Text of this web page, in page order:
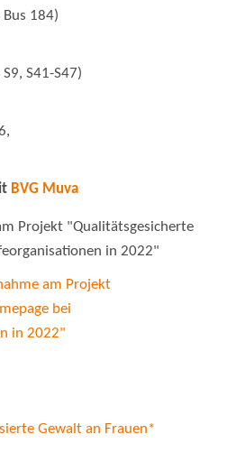
184)
S41-S47)
BVG Muva
Projekt "Qualitätsgesicherte
in 2022"
Gewalt an Frauen*